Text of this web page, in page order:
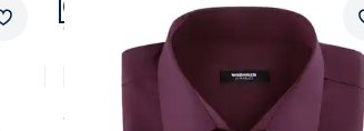
Merkzettel
Passform Comfort Fit.
Comfort Fit
Bügelfreies Hemd mit Relax-Kragen
4,7 (811)
ab € 69,99